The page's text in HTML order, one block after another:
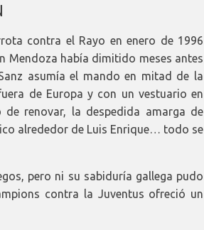
contra el Rayo en enero de 1996
Mendoza había dimitido meses antes
asumía el mando en mitad de la
de Europa y con un vestuario en
renovar, la despedida amarga de
alrededor de Luis Enrique… todo se
pero ni su sabiduría gallega pudo
contra la Juventus ofreció un